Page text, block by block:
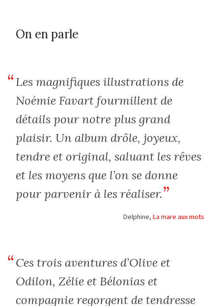
On en parle
Les magnifiques illustrations de
Noémie Favart fourmillent de
détails pour notre plus grand
plaisir. Un album drôle, joyeux,
tendre et original, saluant les rêves
et les moyens que l’on se donne
pour parvenir à les réaliser.
Delphine, La mare aux mots
Ces trois aventures d’Olive et
Odilon, Zélie et Bélonias et
compagnie regorgent de tendresse